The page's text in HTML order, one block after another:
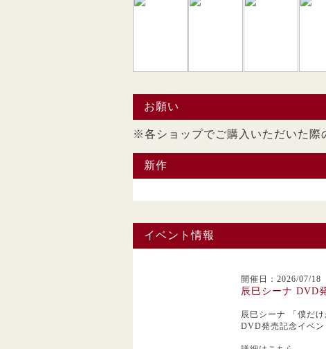
お願い
※各ショップでご購入いた
新作
イベント情報
開催日：2026/07/18
辰巳シーナ DVD
辰巳シーナ
「僕だ
DVD発売記念イベン